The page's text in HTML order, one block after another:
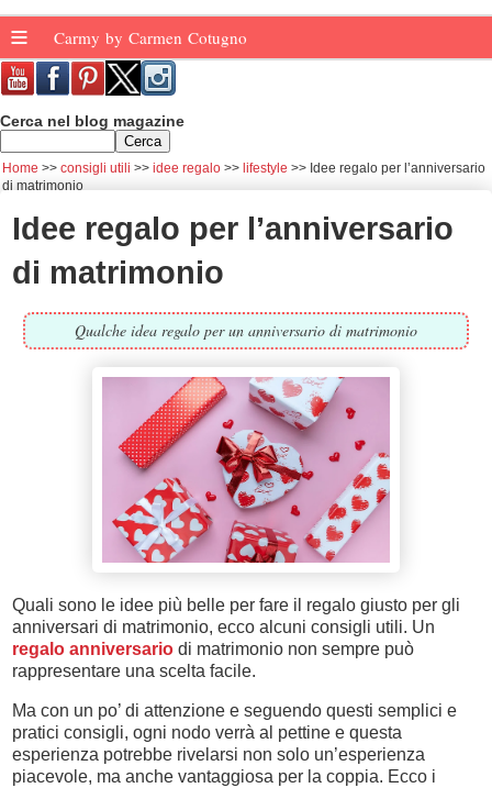
≡ Carmy by Carmen Cotugno
Cerca nel blog magazine
Home consigli utili idee regalo lifestyle
Idee regalo per l’anniversario
di matrimonio
Idee regalo per l’anniversario
di matrimonio
Qualche idea regalo per un anniversario di matrimonio
Quali sono le idee più belle per fare il regalo giusto per gli
anniversari di matrimonio, ecco alcuni consigli utili. Un
regalo anniversario di matrimonio non sempre può
rappresentare una scelta facile.
Ma con un po’ di attenzione e seguendo questi semplici e
pratici consigli, ogni nodo verrà al pettine e questa
esperienza potrebbe rivelarsi non solo un’esperienza
piacevole, ma anche vantaggiosa per la coppia. Ecco i